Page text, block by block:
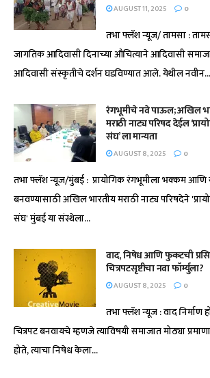
AUGUST 11, 2025 0
तभा फ्लॅश न्यूज/ तामसा :
जागतिक आदिवासी दिनाच्या औचित्याने आदिवासी
आदिवासी संस्कृतीचे दर्शन घडविण्यात आले. येथील नवीन...
रंगभूमीचे नवे पाऊल; अखिल
मराठी नाट्य परिषद देईल
संघ’ ला मान्यता
AUGUST 8, 2025 0
तभा फ्लॅश न्यूज/मुंबई : प्रायोगिक रंगभूमीला भक्कम
बनवण्यासाठी अखिल भारतीय मराठी नाट्य परिषदेने
संघ' मुंबई या संस्थेला...
वाद, निषेध आणि फुकटची
चित्रपटसृष्टीचा नवा फॉर्म्युला?
AUGUST 8, 2025 0
तभा फ्लॅश न्यूज : वाद निर्माण
चित्रपट बनवायचे म्हणजे त्याविषयी समाजात मोठ्या
होते, त्याचा निषेध केला...